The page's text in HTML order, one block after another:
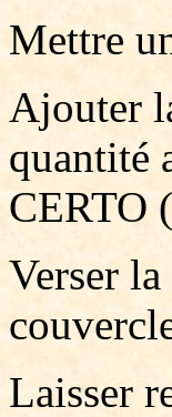
Mettre
Ajouter
quantité
CERTO
Verser
Laisser